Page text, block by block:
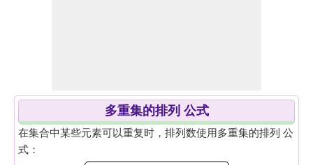
多重集的排列 公式
在集合中某些元素可以重复时，排列数使用多重集的排列 公
式：